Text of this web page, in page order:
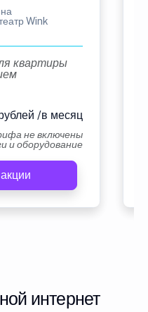
Wink
квартиры
/в месяц
не включены
и оборудование
интернет